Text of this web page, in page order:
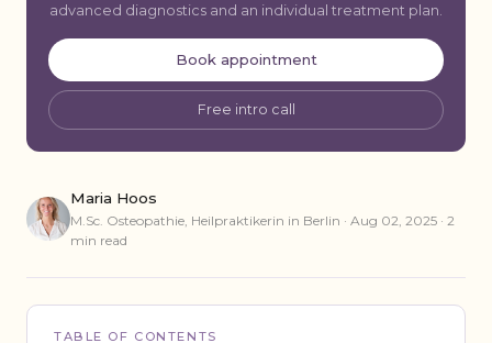
Maria Hoos
M.Sc. Osteopathie, Heilpraktikerin in Berlin · Aug 02, 2025 · 2
min read
TABLE OF CONTENTS
advanced diagnostics and an individual treatment plan.
Book appointment
Free intro call